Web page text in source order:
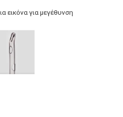
εικόνα για μεγέθυνση